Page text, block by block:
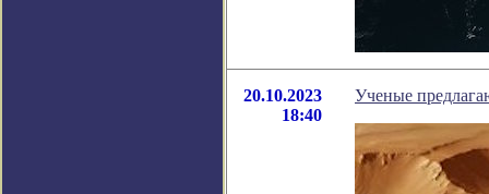
20.10.2023
18:40
Ученые